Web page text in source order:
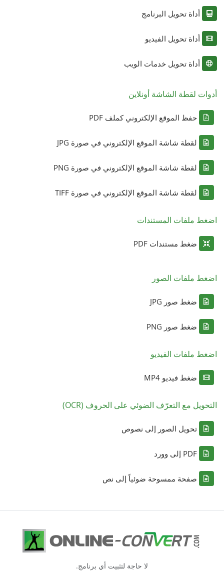
أداة تحويل البرنامج
أداة تحويل الفيديو
أداة تحويل خدمات الويب
أدوات لقطة الشاشة أونلاين
حفظ الموقع الإلكتروني كملف PDF
لقطة شاشة الموقع الإلكتروني في صورة JPG
لقطة شاشة الموقع الإلكتروني في صورة PNG
لقطة شاشة الموقع الإلكتروني في صورة TIFF
اضغط ملفات المستندات
ضغط مستندات PDF
اضغط ملفات الصور
ضغط صور JPG
ضغط صور PNG
اضغط ملفات الفيديو
ضغط فيديو MP4
التحويل مع التعرّف الضوئي على الحروف (OCR)
تحويل الصور إلى نصوص
PDF إلى وورد
صفحة ممسوحة ضوئياً إلى نص
لا حاجة لتثبيت أي برنامج.